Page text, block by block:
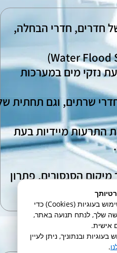
חדרים, חדרי הבחלה,
נזקי מים במערכות
שרתים, וגם תחתית של
מיידיות בעת
הסנסורים, פתרון
באתר זה אנו עושים שימוש בעוגיות (Cookies) כדי
שלך, לנתח תנועה באתר,
ובנתוניך, ניתן לעיין
.